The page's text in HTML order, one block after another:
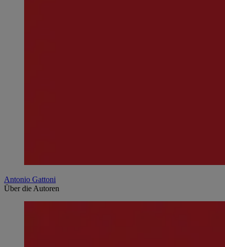
Antonio Gattoni
Über die Autoren